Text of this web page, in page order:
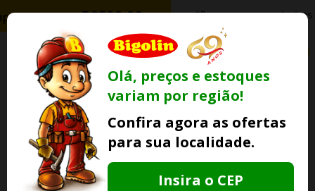
Informeseu CEP
Olá, preços e estoques
variam por região!
Confira agora as ofertas
para sua localidade.
Insira o CEP
Ofertas
Lojas Fisicas
Conta
Whatsapp